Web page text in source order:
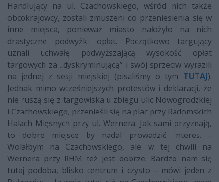
Handlujący na ul. Czachowskiego, wśród nich także
obcokrajowcy, zostali zmuszeni do przeniesienia się w
inne miejsca, ponieważ miasto nałożyło na nich
drastyczne podwyżki opłat. Początkowo targujący
uznali uchwałę podwyższającą wysokość opłat
targowych za „dyskryminującą” i swój sprzeciw wyrazili
na jednej z sesji miejskiej (pisaliśmy o tym TUTAJ).
Jednak mimo wcześniejszych protestów i deklaracji, że
nie ruszą się z targowiska u zbiegu ulic Nowogrodzkiej
i Czachowskiego, przenieśli się na plac przy Radomskich
Halach Mięsnych przy ul. Wernera. Jak sami przyznają,
to dobre miejsce by nadal prowadzić interes. -
Wolałbym na Czachowskiego, ale w tej chwili na
Wernera przy RHM też jest dobrze. Bardzo nam się
tutaj podoba, blisko centrum i czysto – mówi jeden z